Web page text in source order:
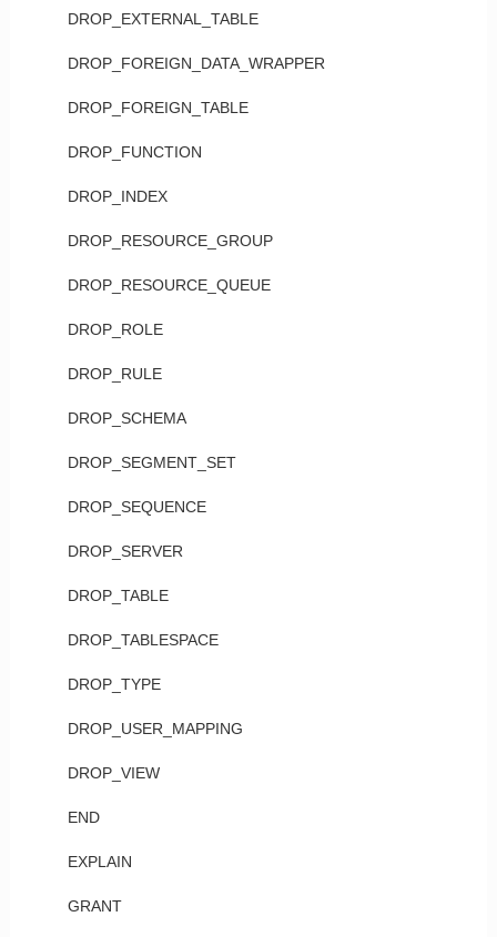
DROP_EXTERNAL_TABLE
DROP_FOREIGN_DATA_WRAPPER
DROP_FOREIGN_TABLE
DROP_FUNCTION
DROP_INDEX
DROP_RESOURCE_GROUP
DROP_RESOURCE_QUEUE
DROP_ROLE
DROP_RULE
DROP_SCHEMA
DROP_SEGMENT_SET
DROP_SEQUENCE
DROP_SERVER
DROP_TABLE
DROP_TABLESPACE
DROP_TYPE
DROP_USER_MAPPING
DROP_VIEW
END
EXPLAIN
GRANT